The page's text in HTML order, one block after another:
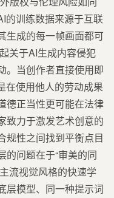
的训练数据来源于互联
生成的每一帧画面都可
关于AI生成内容侵犯
。当创作者直接使用即
在使用他人的劳动成果
德正当性更可能在法律
致力于激发艺术创意的
规性之间找到平衡点目
的问题在于“审美的同
流视觉风格的快速学
层模型、同一种提示词